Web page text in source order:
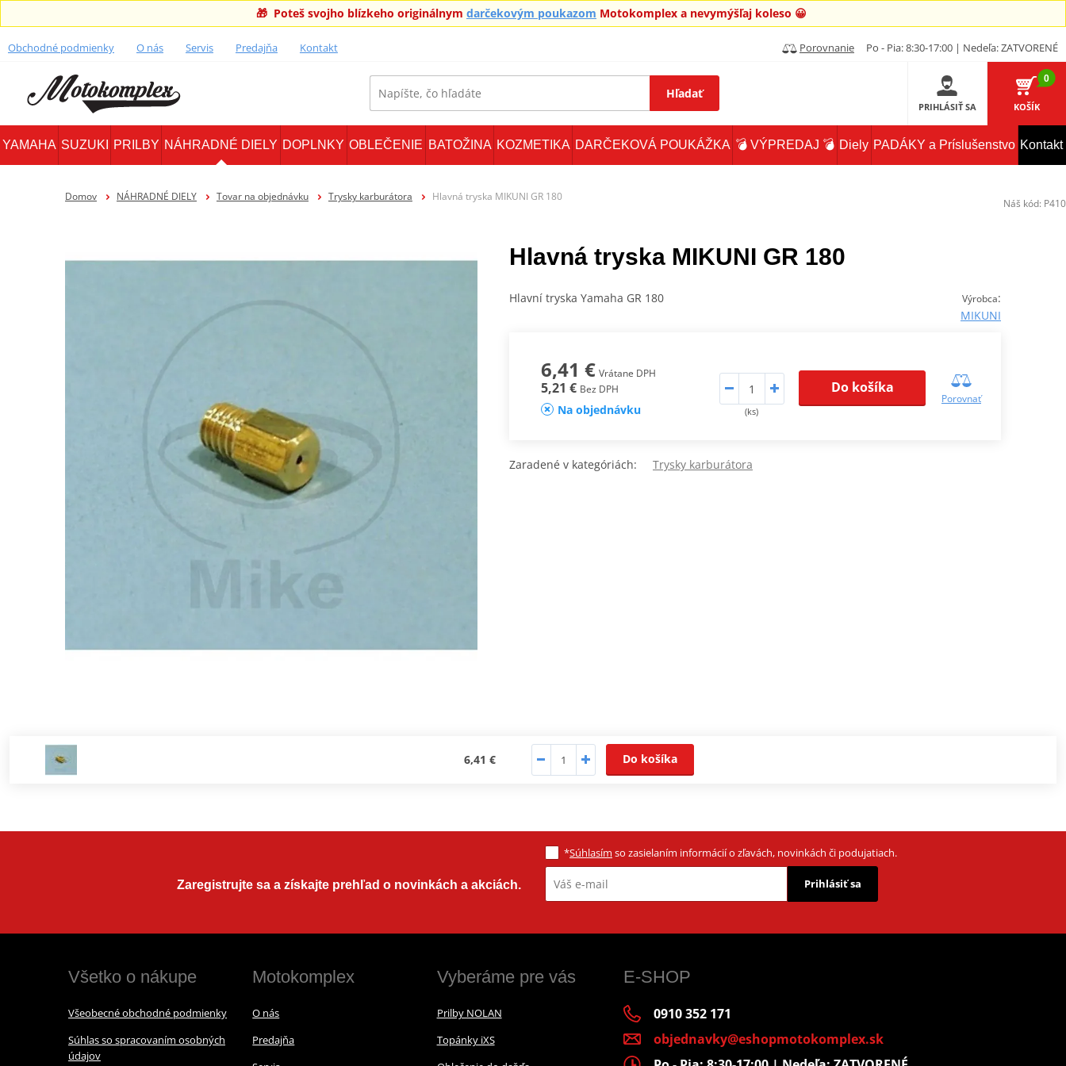
🎁 Poteš svojho blízkeho originálnym darčekovým poukazom Motokomplex a nevymýšľaj koleso 😀
Obchodné podmienky O nás Servis Predajňa Kontakt Porovnanie Po - Pia: 8:30-17:00 | Nedeľa: ZATVORENÉ
Hľadať
PRIHLÁSIŤ SA
0
KOŠÍK
YAMAHA SUZUKI PRILBY NÁHRADNÉ DIELY DOPLNKY OBLEČENIE BATOŽINA KOZMETIKA DARČEKOVÁ POUKÁŽKA 💣 VÝPREDAJ 💣 Diely PADÁKY a Príslušenstvo Kontakt
Domov NÁHRADNÉ DIELY Tovar na objednávku Trysky karburátora Hlavná tryska MIKUNI GR 180
Hlavná tryska MIKUNI GR 180
Výrobca:
MIKUNI
Hlavní tryska Yamaha GR 180
6,41 € Vrátane DPH
5,21 € Bez DPH
Na objednávku (ks)
Do košíka
Porovnať
Zaradené v kategóriách: Trysky karburátora
6,41 € Do košíka
Náš kód: P410
Zaregistrujte sa a získajte prehľad o novinkách a akciách.
*Súhlasím so zasielaním informácií o zľavách, novinkách či podujatiach.
Prihlásiť sa
Všetko o nákupe
Všeobecné obchodné podmienky
Súhlas so spracovaním osobných
údajov
Motokomplex
O nás
Predajňa
Vyberáme pre vás
Prilby NOLAN
Topánky iXS
E-SHOP
0910 352 171
objednavky@eshopmotokomplex.sk